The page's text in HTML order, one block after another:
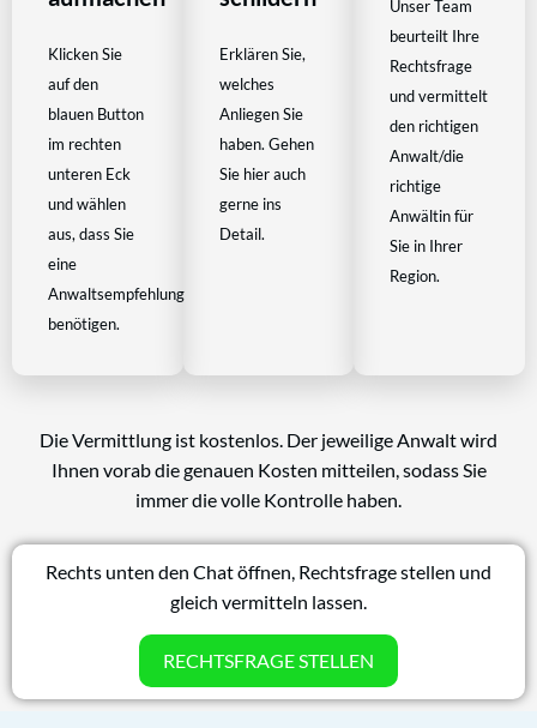
Klicken Sie
auf den
blauen Button
im rechten
unteren Eck
und wählen
aus, dass Sie
eine
Anwaltsempfehlung
benötigen.
Erklären Sie,
welches
Anliegen Sie
haben. Gehen
Sie hier auch
gerne ins
Detail.
Unser Team
beurteilt Ihre
Rechtsfrage
und vermittelt
den richtigen
Anwalt/die
richtige
Anwältin für
Sie in Ihrer
Region.
Die Vermittlung ist kostenlos. Der jeweilige Anwalt wird
Ihnen vorab die genauen Kosten mitteilen, sodass Sie
immer die volle Kontrolle haben.
Rechts unten den Chat öffnen, Rechtsfrage stellen und
gleich vermitteln lassen.
RECHTSFRAGE STELLEN